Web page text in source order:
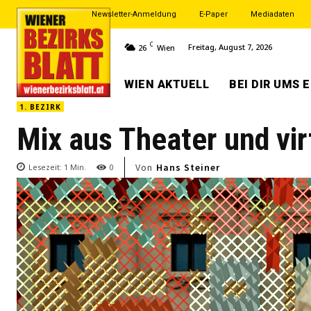
Newsletter-Anmeldung E-Paper Mediadaten
26 C Wien Freitag, August 7, 2026
WIEN AKTUELL BEI DIR UMS
1. BEZIRK
Mix aus Theater und
Lesezeit: 1 Min. 0 Von Hans Steiner